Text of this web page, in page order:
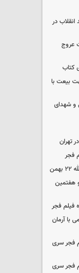
انقلاب در
عروج
کتاب
بیعت با
و شهدای
تهران
فجر
هفتمین
فیلم فجر
با آرمان
فجر سری
فجر سری